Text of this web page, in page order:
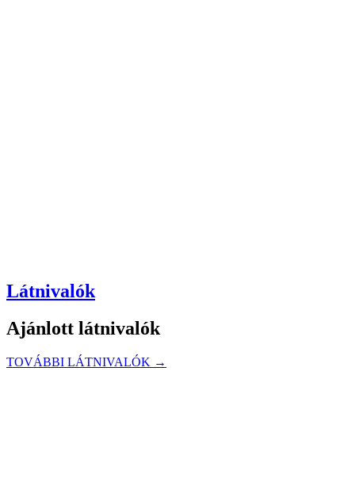
Látnivalók
Ajánlott látnivalók
TOVÁBBI LÁTNIVALÓK →